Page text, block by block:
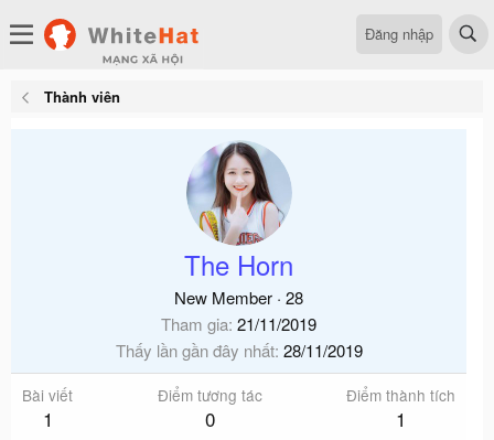
Đăng nhập
Thành viên
The Horn
New Member · 28
Tham gia 21/11/2019
Thấy lần gần đây nhất 28/11/2019
Bài viết
1
Điểm tương tác
0
Điểm thành tích
1